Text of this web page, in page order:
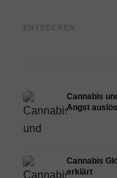
ENTDECKEN
Epidiolex und der Stand
Cannabis
Angst
Cannabis
erklärt